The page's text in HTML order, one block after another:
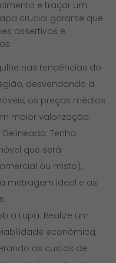
e traçar um
crucial garante que
assertivas e
nas tendências do
desvendando a
os preços médios
maior valorização.
Tenha
que será
ou misto),
metragem ideal e as
a Lupa: Realize um
econômica,
os custos de